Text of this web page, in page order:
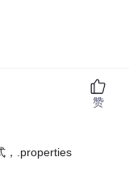
，.properties
赞